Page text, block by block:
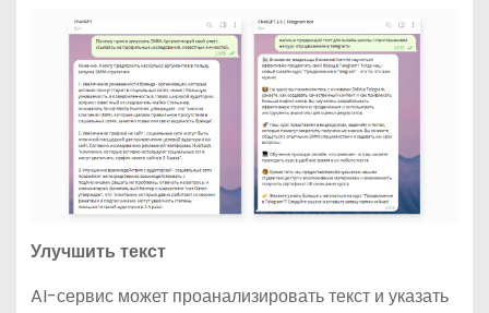
Улучшить текст
AI-сервис может проанализировать текст и указать